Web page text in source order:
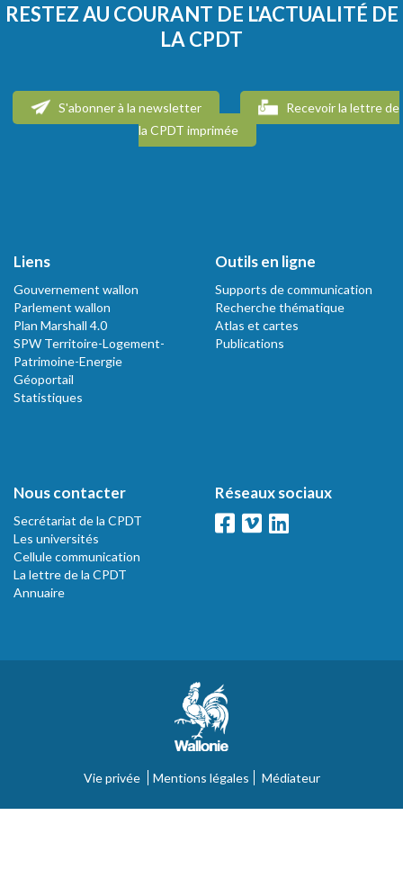
RESTEZ AU COURANT DE L'ACTUALITÉ DE
LA CPDT
S'abonner à la newsletter
Recevoir la lettre de
la CPDT imprimée
Liens
Gouvernement wallon
Parlement wallon
Plan Marshall 4.0
SPW Territoire-Logement-
Patrimoine-Energie
Géoportail
Statistiques
Outils en ligne
Supports de communication
Recherche thématique
Atlas et cartes
Publications
Nous contacter
Secrétariat de la CPDT
Les universités
Cellule communication
La lettre de la CPDT
Annuaire
Réseaux sociaux
Vie privée Mentions légales Médiateur